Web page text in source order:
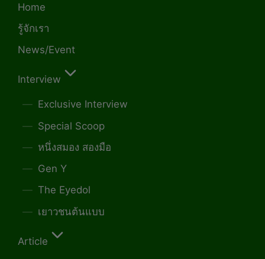
Home
รู้จักเรา
News/Event
Interview
Exclusive Interview
Special Scoop
หนึ่งสมอง สองมือ
Gen Y
The Eyedol
เยาวชนต้นแบบ
Article